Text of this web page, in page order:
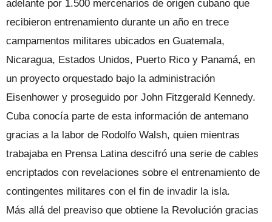
adelante por 1.500 mercenarios de origen cubano que
recibieron entrenamiento durante un año en trece
campamentos militares ubicados en Guatemala,
Nicaragua, Estados Unidos, Puerto Rico y Panamá, en
un proyecto orquestado bajo la administración
Eisenhower y proseguido por John Fitzgerald Kennedy.
Cuba conocía parte de esta información de antemano
gracias a la labor de Rodolfo Walsh, quien mientras
trabajaba en Prensa Latina descifró una serie de cables
encriptados con revelaciones sobre el entrenamiento de
contingentes militares con el fin de invadir la isla.
Más allá del preaviso que obtiene la Revolución gracias